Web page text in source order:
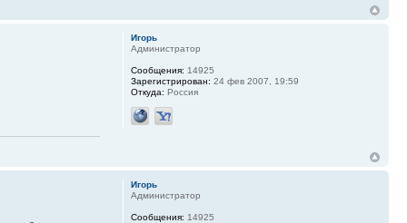
Игорь
Администратор
Сообщения: 14925
Зарегистрирован: 24 фев 2007, 19:59
Откуда: Россия
Игорь
Администратор
Сообщения: 14925